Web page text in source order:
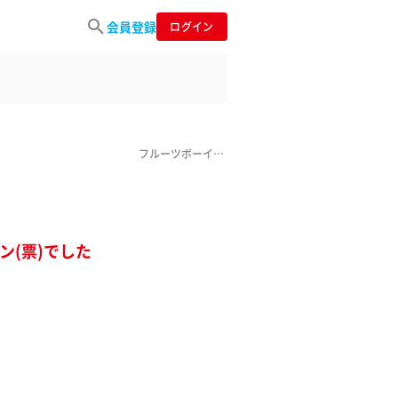
会員登録 ログイン
フルーツボーイ中村
(票)でした